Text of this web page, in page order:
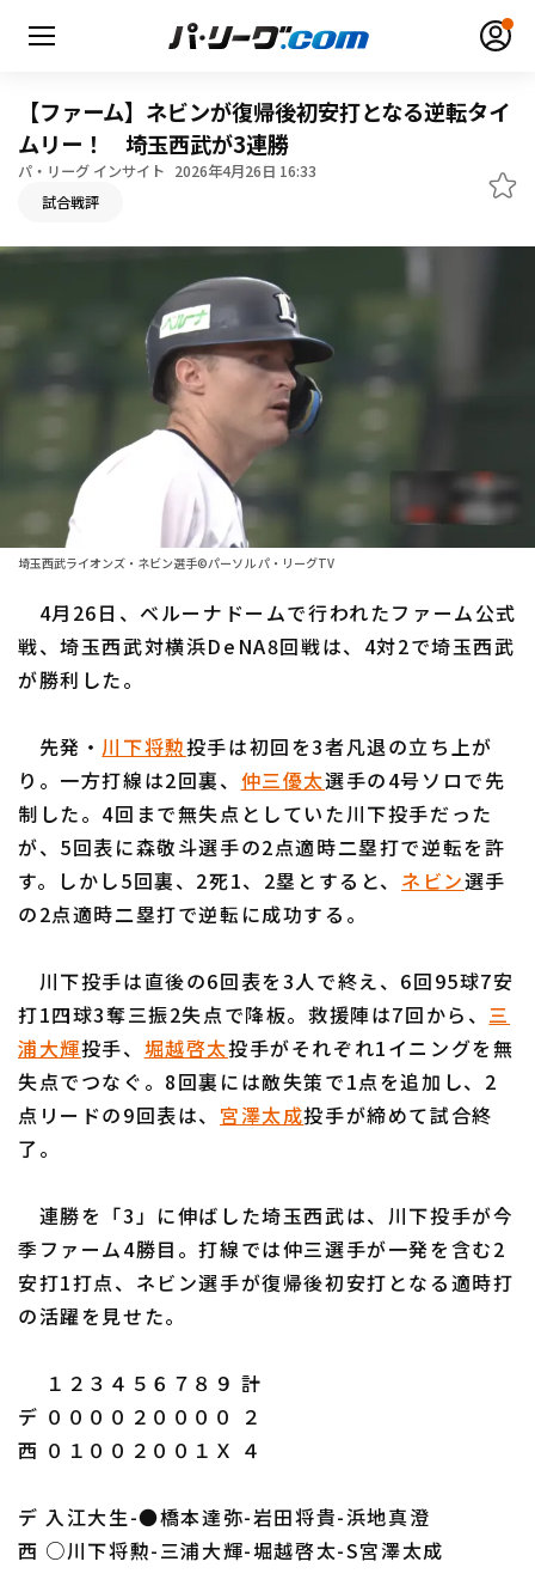
HOME
日程・結果
順位表･成績
1軍公式戦
ファーム東地区
ファーム西地区
交流戦
選手名鑑
選手名鑑トップ
北海道日本ハムファイターズ
東北楽天ゴールデンイーグルス
千葉ロッテマリーンズ
オリックス・バファローズ
福岡ソフトバンクホークス
ニュース
設定
利用規約 プライバシーポリシー
運営会社（別ウィンドウで開く） よくある質問
【ファーム】ネビンが復帰後初安打となる逆転タイ
ムリー！ 埼玉西武が3連勝
パ・リーグ インサイト 2026年4月26日 16:33
試合戦評
埼玉西武ライオンズ・ネビン選手©パーソル パ・リーグTV
4月26日、ベルーナドームで行われたファーム公式
戦、埼玉西武対横浜DeNA8回戦は、4対2で埼玉西武
が勝利した。
先発・川下将勲投手は初回を3者凡退の立ち上が
り。一方打線は2回裏、 仲三優太選手の4号ソロで先
制した。4回まで無失点としていた川下投手だった
が、5回表に森敬斗選手の2点適時二塁打で逆転を許
す。しかし5回裏、2死1、2塁とすると、 ネビン選手
の2点適時二塁打で逆転に成功する。
川下投手は直後の6回表を3人で終え、6回95球7安
打1四球3奪三振2失点で降板。救援陣は7回から、 三
浦大輝投手、 堀越啓太投手がそれぞれ1イニングを無
失点でつなぐ。8回裏には敵失策で1点を追加し、2
点リードの9回表は、 宮澤太成投手が締めて試合終
了。
連勝を「3」に伸ばした埼玉西武は、川下投手が今
季ファーム4勝目。打線では仲三選手が一発を含む2
安打1打点、ネビン選手が復帰後初安打となる適時打
の活躍を見せた。
１２３４５６７８９ 計
デ ００００２００００ ２
西 ０１００２００１Ｘ ４
デ 入江大生-●橋本達弥-岩田将貴-浜地真澄
西 ○川下将勲-三浦大輝-堀越啓太-S宮澤太成